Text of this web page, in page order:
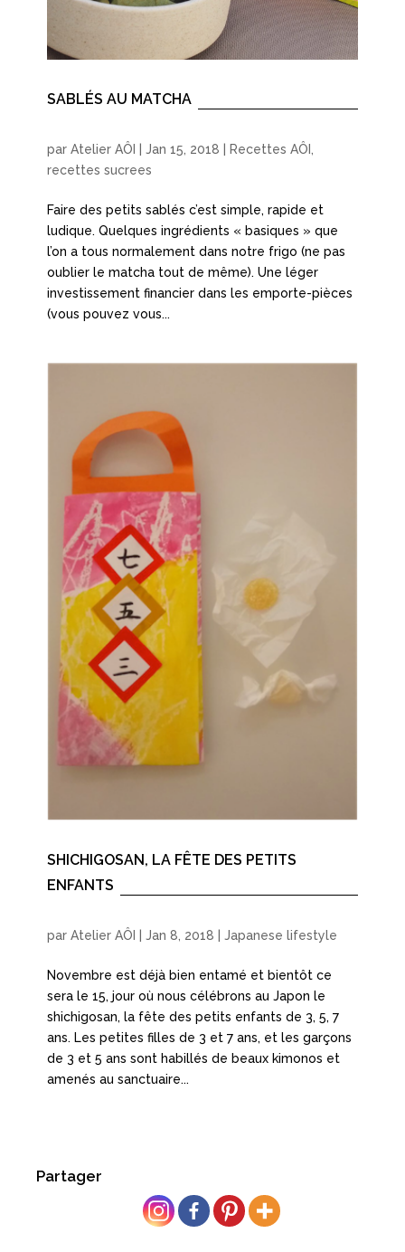
SABLÉS AU MATCHA
parAtelier AÔI |Jan 15, 2018 Recettes AÔI,
recettes sucrees
Faire des petits sablés c’est simple, rapide et
ludique. Quelques ingrédients « basiques » que
l’on a tous normalement dans notre frigo (ne pas
oublier le matcha tout de même). Une léger
investissement financier dans les emporte-pièces
(vous pouvez vous...
SHICHIGOSAN, LA FÊTE DES PETITS
ENFANTS
parAtelier AÔI |Jan 8, 2018 |Japanese lifestyle
Novembre est déjà bien entamé et bientôt ce
sera le 15, jour où nous célébrons au Japon le
shichigosan, la fête des petits enfants de 3, 5, 7
ans. Les petites filles de 3 et 7 ans, et les garçons
de 3 et 5 ans sont habillés de beaux kimonos et
amenés au sanctuaire...
Partager